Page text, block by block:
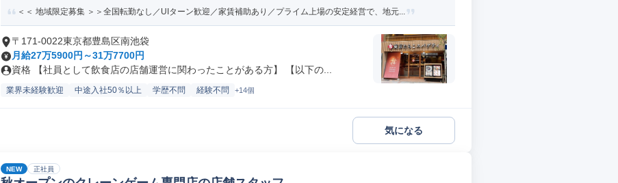
＜＜ 地域限定募集 ＞＞全国転勤なし／UIターン歓迎／家賃補助あり／プライム上場の安定経営で、地元...
〒171-0022東京都豊島区南池袋
月給27万5900円～31万7700円
資格 【社員として飲食店の店舗運営に関わったことがある方】 【以下の...
業界未経験歓迎 中途入社50％以上 学歴不問 経験不問 +14個
気になる
NEW 正社員